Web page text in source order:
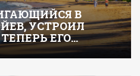
В
УСТРОИЛ
ЕГО…